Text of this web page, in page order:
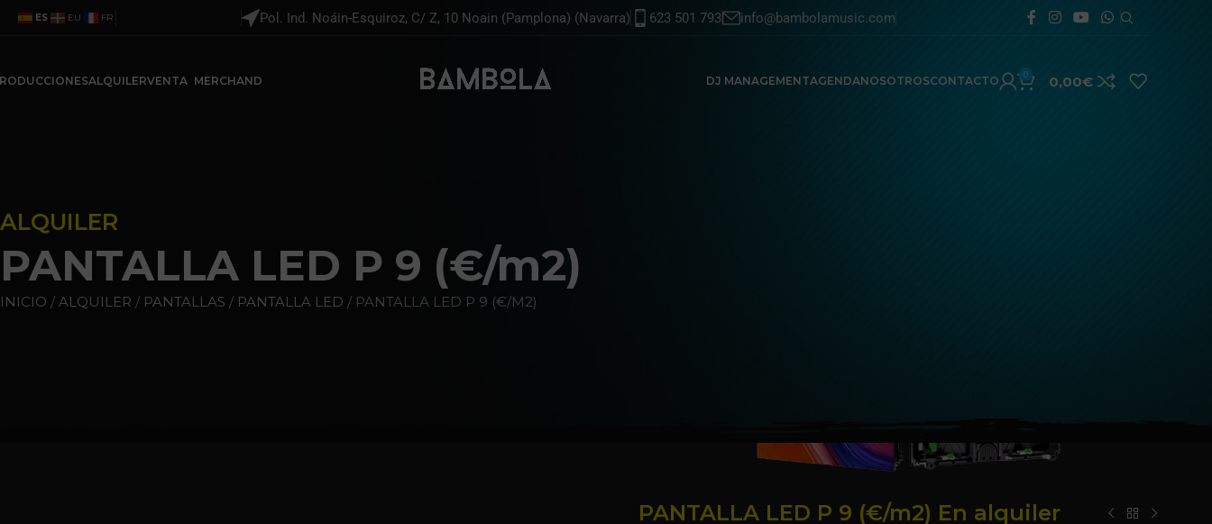
ES EU FR Pol. Ind. Noáin-Esquiroz, C/ Z, 10 Noain (Pamplona) (Navarra) 623 501 793 info@bambolamusic.com
ALQUILERVENTA MERCHAND DJ MANAGEMENTAGENDANOSOTROSCONTACTO 0 0,00€
ALQUILER
PANTALLA LED P 9 (€/m2)
INICIO ALQUILER PANTALLAS PANTALLA LED PANTALLA LED P 9 (€/M2)
PANTALLA LED P 9 (€/m2) En alquiler